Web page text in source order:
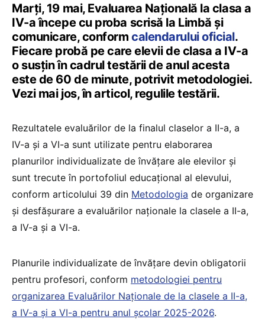
Marți, 19 mai, Evaluarea Națională la clasa a
IV-a începe cu proba scrisă la Limbă și
comunicare, conformcalendarului oficial.
Fiecare probă pe care elevii de clasa a IV-a
o susțin în cadrul testării de anul acesta
este de 60 de minute, potrivit metodologiei.
Vezi mai jos, în articol, regulile testării.
Rezultatele evaluărilor de la finalul claselor a II-a, a
IV-a și a VI-a sunt utilizate pentru elaborarea
planurilor individualizate de învățare ale elevilor și
sunt trecute în portofoliul educațional al elevului,
conform articolului 39 din Metodologia de organizare
și desfășurare a evaluărilor naționale la clasele a II-a,
a IV-a și a VI-a.
Planurile individualizate de învățare devin obligatorii
pentru profesori, conform metodologiei pentru
organizarea Evaluărilor Naționale de la clasele a II-a,
a IV-a și a VI-a pentru anul școlar 2025-2026.